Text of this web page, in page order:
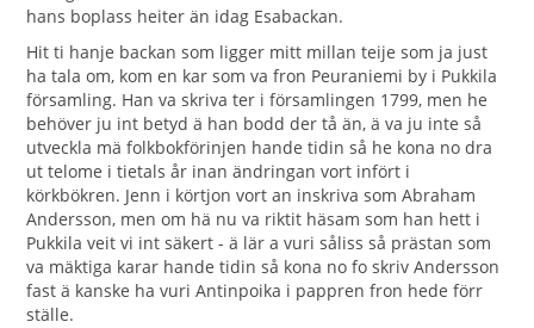
hans boplass heiter än idag Esabackan.
Hit ti hanje backan som ligger mitt millan teije som ja just
ha tala om, kom en kar som va fron Peuraniemi by i Pukkila
församling. Han va skriva ter i församlingen 1799, men he
behöver ju int betyd ä han bodd der tå än, ä va ju inte så
utveckla mä folkbokförinjen hande tidin så he kona no dra
ut telome i tietals år inan ändringan vort infört i
körkbökren. Jenn i körtjon vort an inskriva som Abraham
Andersson, men om hä nu va riktit häsam som han hett i
Pukkila veit vi int säkert - ä lär a vuri såliss så prästan som
va mäktiga karar hande tidin så kona no fo skriv Andersson
fast ä kanske ha vuri Antinpoika i pappren fron hede förr
ställe.